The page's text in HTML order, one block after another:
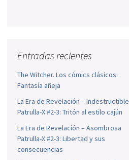
Entradas recientes
The Witcher. Los cómics clásicos:
Fantasía añeja
La Era de Revelación – Indestructible
Patrulla-X #2-3: Tritón al estilo cajún
La Era de Revelación – Asombrosa
Patrulla-X #2-3: Libertad y sus
consecuencias